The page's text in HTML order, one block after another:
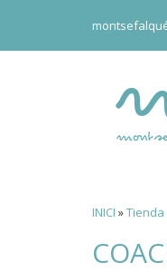
INICI »Tienda